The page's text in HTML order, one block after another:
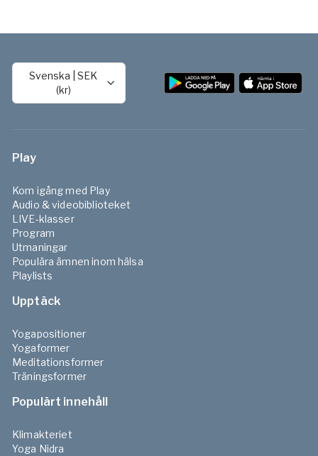
Svenska |SEK
(kr)
Play
Kom igång med Play
Audio & videobiblioteket
LIVE-klasser
Program
Utmaningar
Populära ämnen inom hälsa
Playlists
Upptäck
Yogapositioner
Yogaformer
Meditationsformer
Träningsformer
Populärt innehåll
Klimakteriet
Yoga Nidra